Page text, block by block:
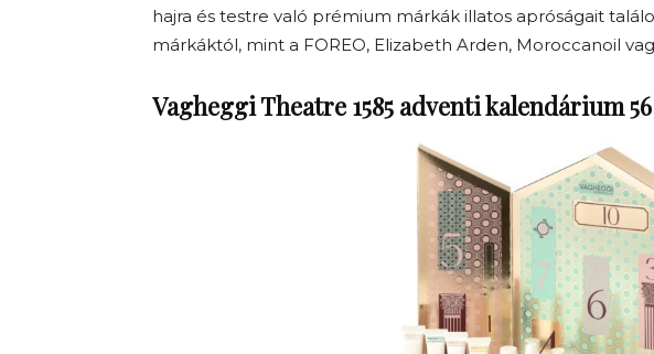
hajra és testre való prémium márkák illatos apróságait
márkáktól, mint a FOREO, Elizabeth Arden, Moroccanoil
Vagheggi Theatre 1585 adventi kalendárium